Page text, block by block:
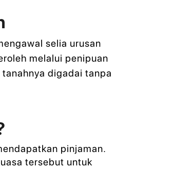
selia urusan
melalui penipuan
digadai tanpa
pinjaman.
tersebut untuk